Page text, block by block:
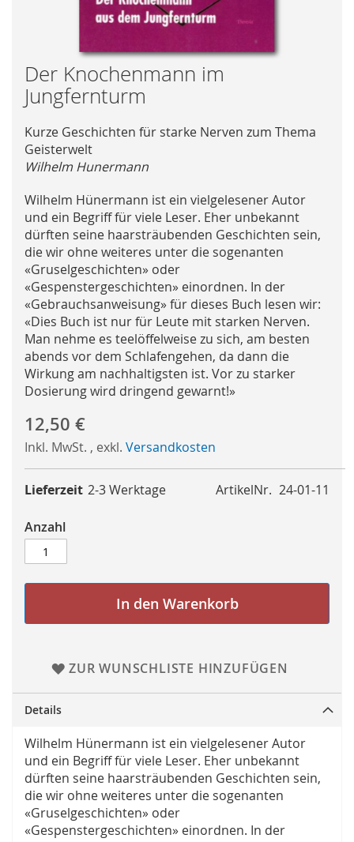
Skip
to
the
of
the
images
Der Knochenmann im
Jungfernturm
Kurze Geschichten für starke Nerven zum Thema
Geisterwelt
Wilhelm Hunermann
Wilhelm Hünermann ist ein vielgelesener Autor
und ein Begriff für viele Leser. Eher unbekannt
dürften seine haarsträubenden Geschichten sein,
die wir ohne weiteres unter die sogenanten
«Gruselgeschichten» oder
«Gespenstergeschichten» einordnen. In der
«Gebrauchsanweisung» für dieses Buch lesen wir:
«Dies Buch ist nur für Leute mit starken Nerven.
Man nehme es teelöffelweise zu sich, am besten
abends vor dem Schlafengehen, da dann die
Wirkung am nachhaltigsten ist. Vor zu starker
Dosierung wird dringend gewarnt!»
12,50 €
Inkl. MwSt. , exkl. Versandkosten
ArtikelNr. 24-01-11
Lieferzeit 2-3 Werktage
Anzahl
In den Warenkorb
ZUR WUNSCHLISTE HINZUFÜGEN
Details
Wilhelm Hünermann ist ein vielgelesener Autor
und ein Begriff für viele Leser. Eher unbekannt
dürften seine haarsträubenden Geschichten sein,
die wir ohne weiteres unter die sogenanten
«Gruselgeschichten» oder
«Gespenstergeschichten» einordnen. In der